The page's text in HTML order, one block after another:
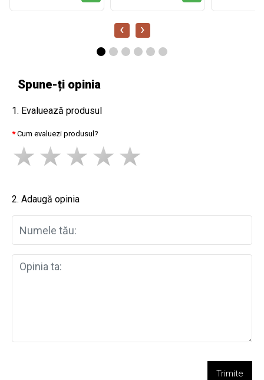
‹ ›
Spune-ți opinia
1. Evaluează produsul
Cum evaluezi produsul?
2. Adaugă opinia
Trimite